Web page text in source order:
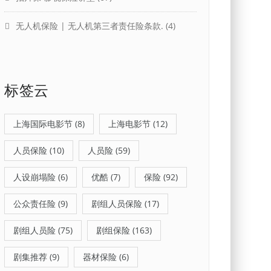
无人机保险 | 无人机第三者责任险条款. (4)
标签云
上海国际电影节 (8) 上海电影节 (12)
人员保险 (10) 人员险 (59)
人设崩塌险 (6) 优酷 (7) 保险 (92)
公众责任险 (9) 剧组人员保险 (17)
剧组人员险 (75) 剧组保险 (163)
剧集推荐 (9) 器材保险 (6)